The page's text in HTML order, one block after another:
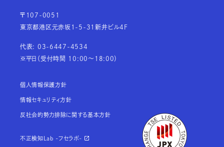
〒107-0051
東京都港区元赤坂1-5-31新井ビル4F
代表: 03-6447-4534
※平日（受付時間 10:00～18:00）
個人情報保護方針
情報セキュリティ方針
反社会的勢力排除に関する基本方針
不正検知Lab -フセラボ-